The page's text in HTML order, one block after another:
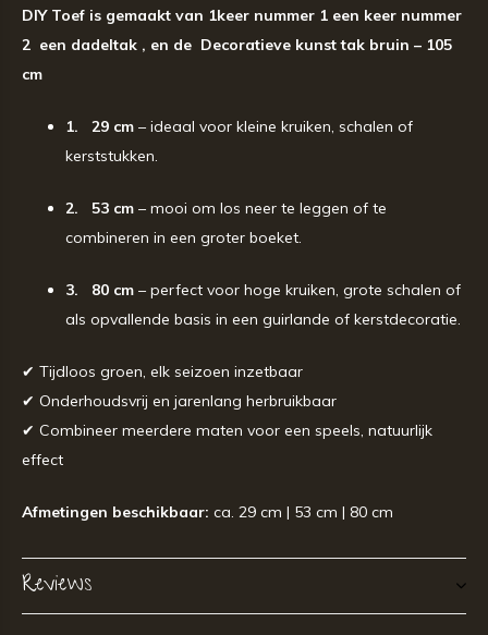
DIY Toef is gemaakt van 1keer nummer 1 een keer nummer
2 een dadeltak , en de Decoratieve kunst tak bruin – 105
cm
1. 29 cm – ideaal voor kleine kruiken, schalen of
kerststukken.
2. 53 cm – mooi om los neer te leggen of te
combineren in een groter boeket.
3. 80 cm – perfect voor hoge kruiken, grote schalen of
als opvallende basis in een guirlande of kerstdecoratie.
✔ Tijdloos groen, elk seizoen inzetbaar
✔ Onderhoudsvrij en jarenlang herbruikbaar
✔ Combineer meerdere maten voor een speels, natuurlijk
effect
Afmetingen beschikbaar: ca. 29 cm | 53 cm | 80 cm
Reviews